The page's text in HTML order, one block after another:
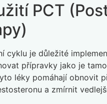
PCT
cyklu je důležité
přípravky jako je
léky pomáhají obnovit
a zmírnit